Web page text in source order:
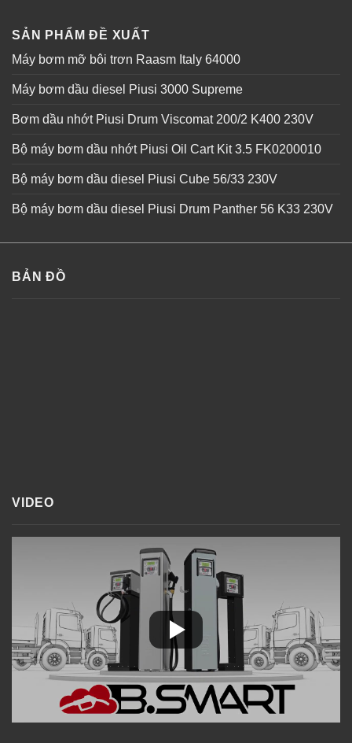
SẢN PHẨM ĐỀ XUẤT
Máy bơm mỡ bôi trơn Raasm Italy 64000
Máy bơm dầu diesel Piusi 3000 Supreme
Bơm dầu nhớt Piusi Drum Viscomat 200/2 K400 230V
Bộ máy bơm dầu nhớt Piusi Oil Cart Kit 3.5 FK0200010
Bộ máy bơm dầu diesel Piusi Cube 56/33 230V
Bộ máy bơm dầu diesel Piusi Drum Panther 56 K33 230V
BẢN ĐỒ
VIDEO